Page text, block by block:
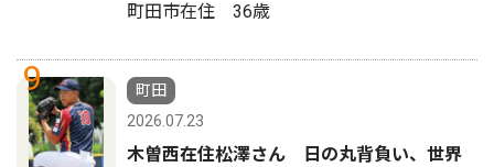
町田市在住 36歳
9
町田
2026.07.23
木曽西在住松澤さん 日の丸背負い、世界